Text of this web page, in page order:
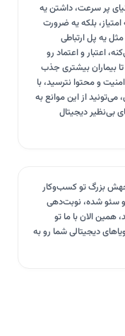
پر سرعت، داشتن یه
بلکه یه ضرورت
یه پل ارتباطی
اعتبار و اعتماد رو
بیماران بیشتری جذب
و محتوا نترسید، با
از این موانع به
بی‌نظیر دیجیتال
جهش بزرگ تو کسب‌وکار
و سئو شده، نوبت‌دهی
همین الان با ما تو
دیجیتالی شما رو به